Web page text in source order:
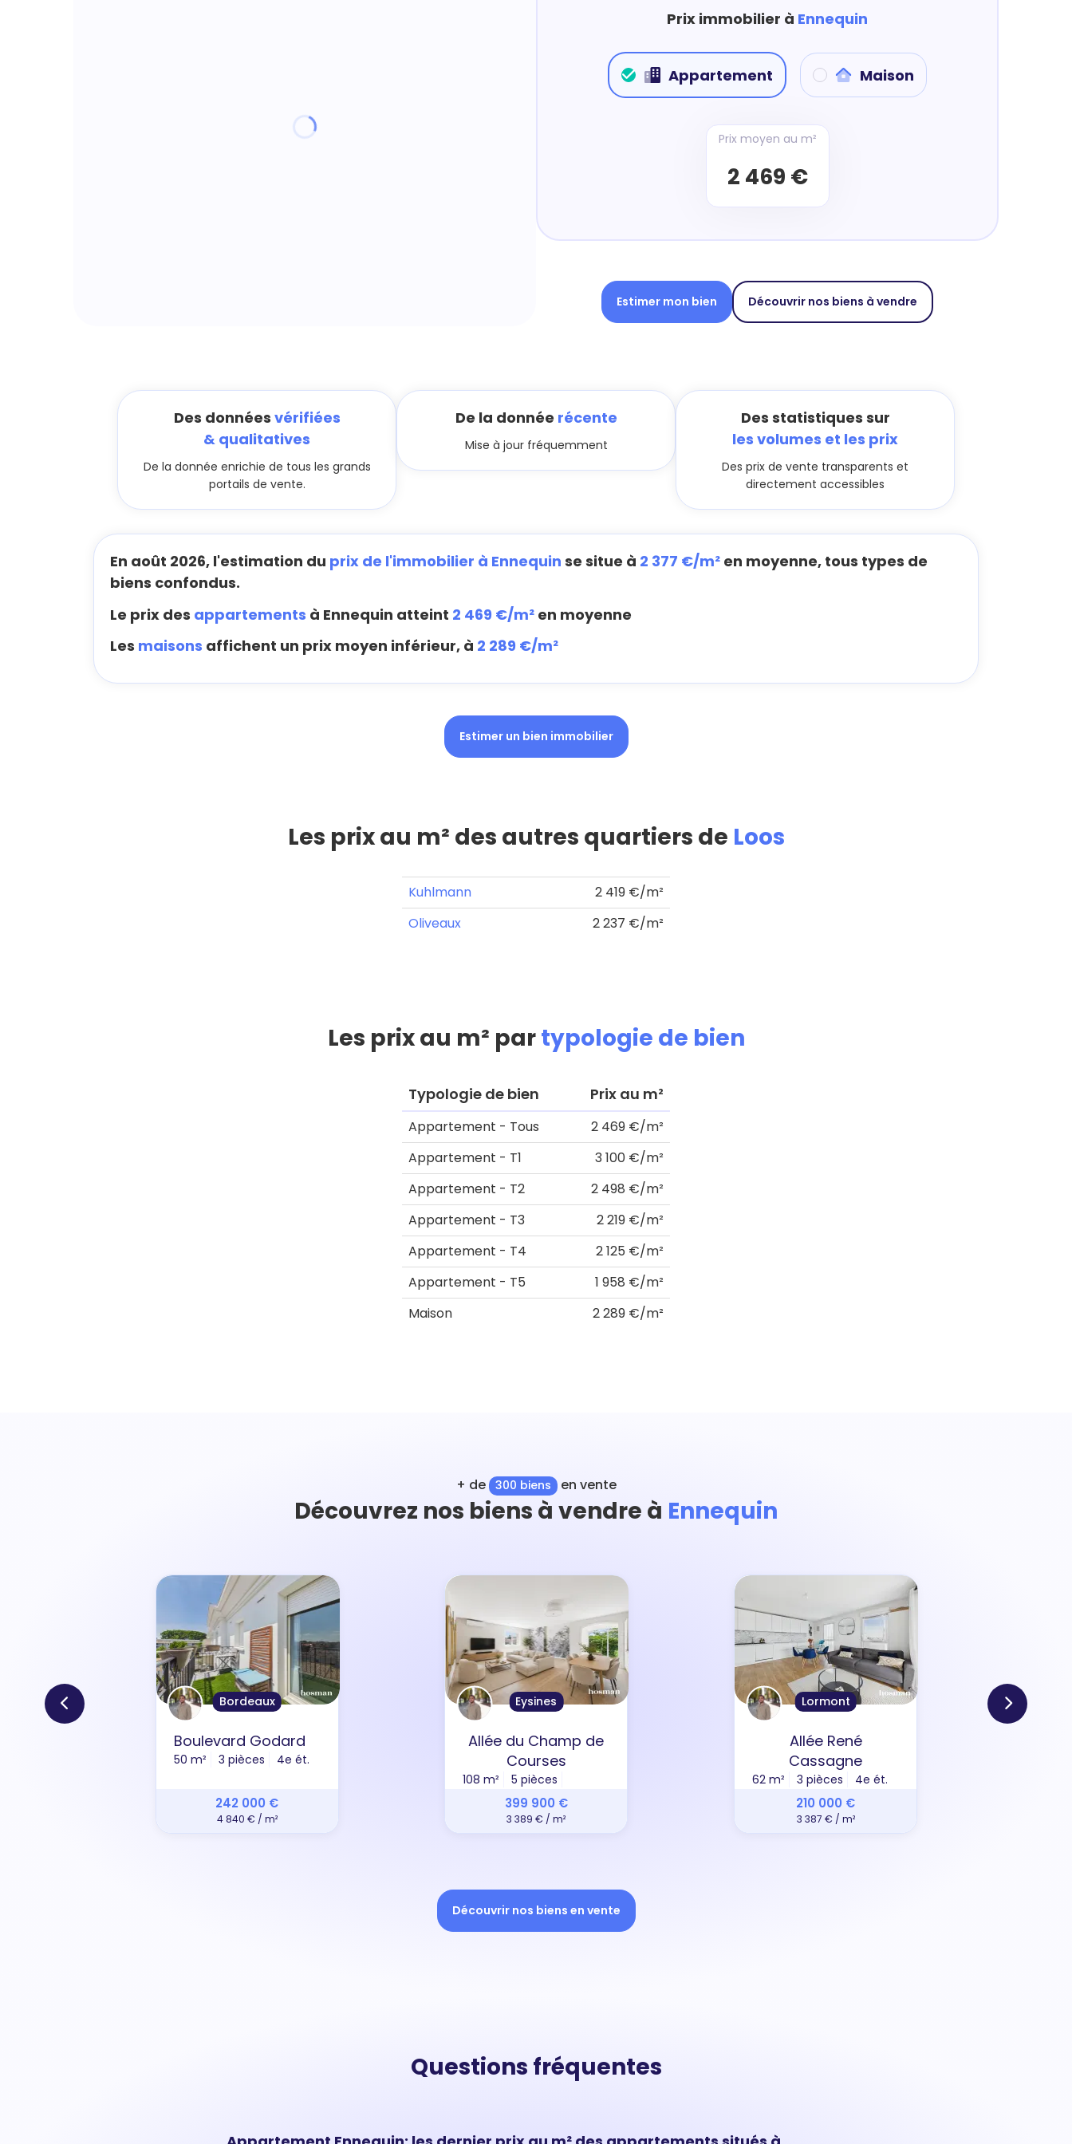
Prix immobilier à Ennequin
Appartement Maison
Prix moyen au m²
2 469 €
Estimer mon bien Découvrir nos biens à vendre
Des données vérifiées
& qualitatives
De la donnée enrichie de tous les grands
portails de vente.
De la donnée récente
Mise à jour fréquemment
Des statistiques sur
les volumes et les prix
Des prix de vente transparents et
directement accessibles
En août 2026, l'estimation du prix de l'immobilier à Ennequin se situe à 2 377 €/m² en moyenne, tous types de
biens confondus.
Le prix des appartements à Ennequin atteint 2 469 €/m² en moyenne
Les maisons affichent un prix moyen inférieur, à 2 289 €/m²
Estimer un bien immobilier
Les prix au m² des autres quartiers de Loos
Kuhlmann
2 419 €/m²
Oliveaux
2 237 €/m²
Les prix au m² partypologie de bien
Typologie de bien Prix au m²
Appartement - Tous
2 469 €/m²
Appartement - T1
3 100 €/m²
Appartement - T2
2 498 €/m²
Appartement - T3
2 219 €/m²
Appartement - T4
2 125 €/m²
Appartement - T5
1 958 €/m²
Maison
2 289 €/m²
+ de 300 biens en vente
Découvrez nos biens à vendre à Ennequin
Bordeaux
Boulevard Godard
50 m² 3 pièces 4e ét.
242 000 €
4 840 € / m²
Eysines
Allée du Champ de
Courses
108 m² 5 pièces
399 900 €
3 389 € / m²
Lormont
Allée René
Cassagne
62 m² 3 pièces 4e ét.
210 000 €
3 387 € / m²
Découvrir nos biens en vente
Questions fréquentes